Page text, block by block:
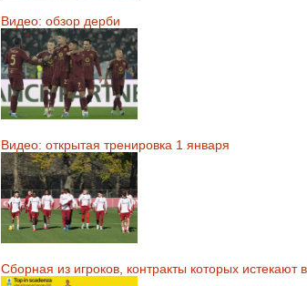
Видео: обзор дерби
Видео: открытая тренировка 1 января
Сборная из игроков, контракты которых истекают